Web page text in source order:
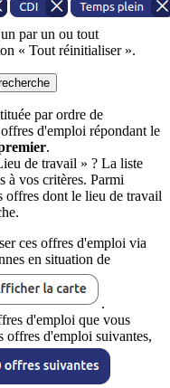
par un ou tout
« Tout réinitialiser ».
par ordre de
d'emploi répondant le
.
de travail » ? La liste
à vos critères. Parmi
offres dont le lieu de travail
ces offres d'emploi via
en situation de
.
d'emploi que vous
offres d'emploi suivantes,